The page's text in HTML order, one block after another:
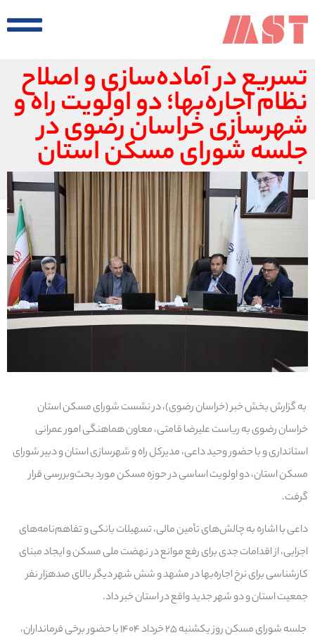
تسریع در آماده‌سازی و اصلاح
نظام اجاره‌بها؛ دو اولویت راه و
شهرسازی خراسان رضوی در
جلسه شورای مسکن استان
به گزارش بخش خبر (خراسان رضوی)، در نشست شورای مسکن استان
خراسان رضوی به ریاست علیرضا قامتی، معاون هماهنگی امور عمرانی
استانداری و با حضور وحید داعی، مدیرکل راه و شهرسازی استان و دبیر شورای
مسکن استان، دو اولویت اساسی در حوزه مسکن مورد بحث‌وبررسی قرار
گرفت.
داعی با اشاره به چالش‌های تأمین مالی، تسهیلات بانکی و تفاهم‌نامه‌های
اجرایی، از اقدامات جدی برای رفع موانع در نهضت ملی مسکن و ایجاد مبنای
کارشناسی برای نرخ اجاره‌بها در مشهد و شش شهر دیگر بالای صدهزار نفر
جمعیت استان و دو شهر جدید واقع در استان خبر داد.
جلسه شورای مسکن روز یکشنبه ۲۵ خرداد ۱۴۰۴ با حضور برخی فرمانداران،